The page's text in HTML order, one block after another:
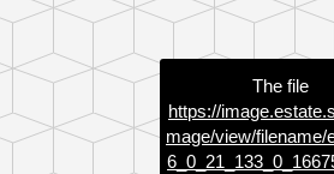
The file
https://
mage/view/filename/